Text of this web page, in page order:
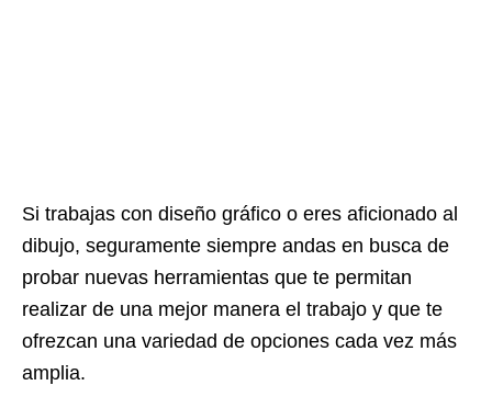
Si trabajas con diseño gráfico o eres aficionado al
dibujo, seguramente siempre andas en busca de
probar nuevas herramientas que te permitan
realizar de una mejor manera el trabajo y que te
ofrezcan una variedad de opciones cada vez más
amplia.